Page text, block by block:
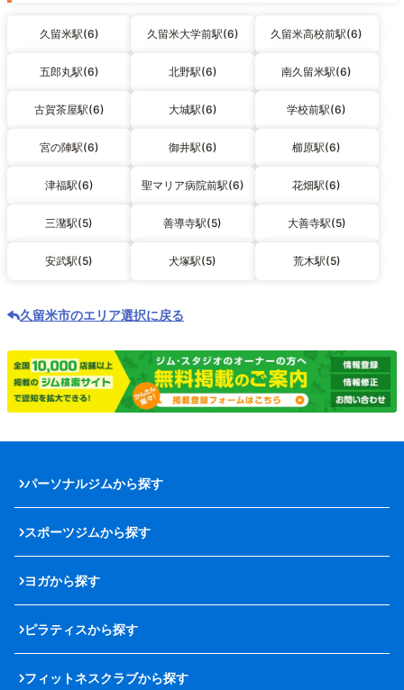
久留米駅(6) 久留米大学前駅(6) 久留米高校前駅(6)
五郎丸駅(6) 北野駅(6) 南久留米駅(6)
古賀茶屋駅(6) 大城駅(6) 学校前駅(6)
宮の陣駅(6) 御井駅(6) 櫛原駅(6)
津福駅(6) 聖マリア病院前駅(6) 花畑駅(6)
三潴駅(5) 善導寺駅(5) 大善寺駅(5)
安武駅(5) 犬塚駅(5) 荒木駅(5)
久留米市のエリア選択に戻る
パーソナルジムから探す
スポーツジムから探す
ヨガから探す
ピラティスから探す
フィットネスクラブから探す